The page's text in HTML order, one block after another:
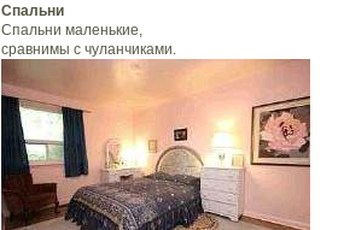
Спальни
Спальни маленькие,
сравнимы с чуланчиками.